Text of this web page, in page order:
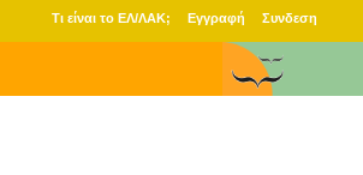
Τι είναι το ΕΛ/ΛΑΚ; Εγγραφή Συνδεση